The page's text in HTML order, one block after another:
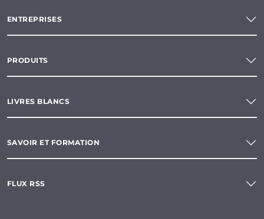
ENTREPRISES
PRODUITS
LIVRES BLANCS
SAVOIR ET FORMATION
FLUX RSS